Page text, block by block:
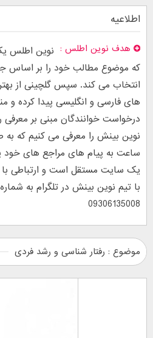
اطلاعیه
هدف نوین اطلس
نوین اطلس
که موضوع مطالب خود را بر اساس
انتخاب می کند. سپس گلچینی از
های فارسی و انگلیسی پیدا کرده و
درخواست خوانندگان مبنی بر معرفی
ساعت به پیام های مراجع های
یک سایت مستقل است و ارتباطی با
با تیم نوین بینش در تلگرام به
09306135008
موضوع : رفتار شناسی و رشد فردی